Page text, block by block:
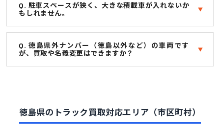
Q. 駐車スペースが狭く、大きな積載車が入れないか
もしれません。
Q. 徳島県外ナンバー（徳島以外など）の車両です
が、買取や名義変更はできますか？
徳島県のトラック買取対応エリア（市区町村）